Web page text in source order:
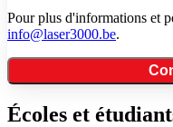
Pour plus d'informations et
info@laser3000.be.
Écoles et